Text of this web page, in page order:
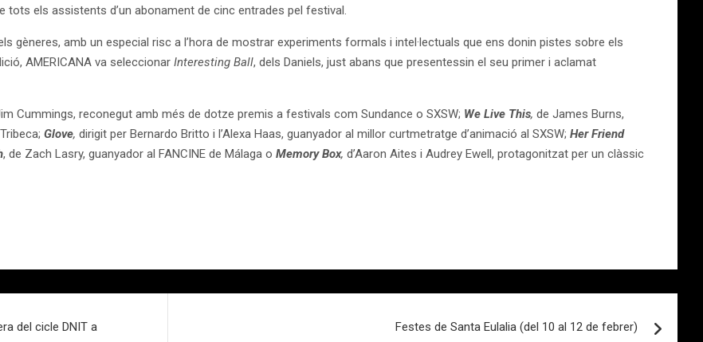
tots els assistents d’un abonament de cinc entrades pel festival.
gèneres, amb un especial risc a l’hora de mostrar experiments formals i intel·lectuals que ens donin pistes sobre els
AMERICANA va seleccionar Interesting Ball, dels Daniels, just abans que presentessin el seu primer i aclamat
Cummings, reconegut amb més de dotze premis a festivals com Sundance o SXSW; We Live This, de James Burns,
Glove, dirigit per Bernardo Britto i l’Alexa Haas, guanyador al millor curtmetratge d’animació al SXSW; Her Friend
, de Zach Lasry, guanyador al FANCINE de Málaga o Memory Box, d’Aaron Aites i Audrey Ewell, protagonitzat per un clàssic
del cicle DNIT a
Festes de Santa Eulalia (del 10 al 12 de febrer)